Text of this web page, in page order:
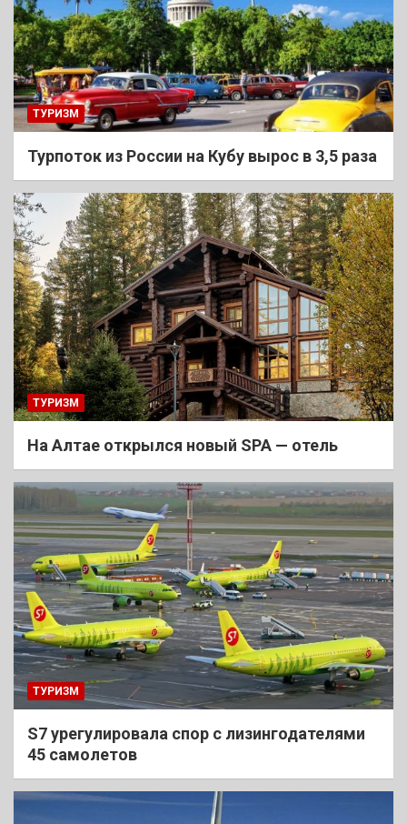
ТУРИЗМ
Турпоток из России на Кубу вырос в 3,5 раза
ТУРИЗМ
На Алтае открылся новый SPA — отель
ТУРИЗМ
S7 урегулировала спор с лизингодателями
45 самолетов